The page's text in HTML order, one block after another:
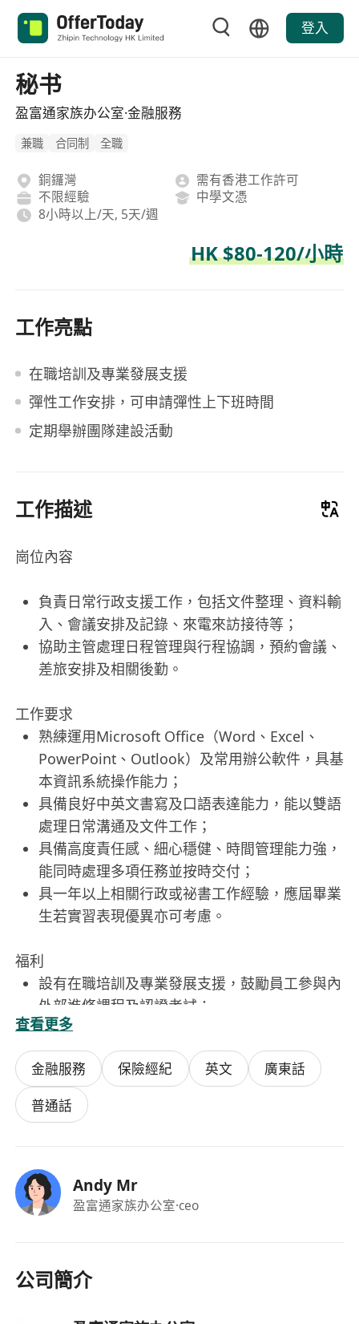
登入
秘书
盈富通家族办公室·金融服務
兼職 合同制 全職
銅鑼灣
需有香港工作許可
不限經驗
中學文憑
8小時以上/天, 5天/週
HK $80-120/小時
工作亮點
在職培訓及專業發展支援
彈性工作安排，可申請彈性上下班時間
定期舉辦團隊建設活動
工作描述
崗位內容
負責日常行政支援工作，包括文件整理、資料輸
入、會議安排及記錄、來電來訪接待等；
協助主管處理日程管理與行程協調，預約會議、
差旅安排及相關後勤。
工作要求
熟練運用Microsoft Office（Word、Excel、
PowerPoint、Outlook）及常用辦公軟件，具基
本資訊系統操作能力；
具備良好中英文書寫及口語表達能力，能以雙語
處理日常溝通及文件工作；
具備高度責任感、細心穩健、時間管理能力強，
能同時處理多項任務並按時交付；
具一年以上相關行政或祕書工作經驗，應屆畢業
生若實習表現優異亦可考慮。
福利
設有在職培訓及專業發展支援，鼓勵員工參與內
外部進修課程及認證考試；
營造尊重包容之職場文化，提供彈性工作安排
（如合適崗位可申請彈性上下班時間），並定期
舉辦團隊建設活動。
查看更多
金融服務 保險經紀 英文
廣東話
普通話
Andy Mr
盈富通家族办公室·ceo
公司簡介